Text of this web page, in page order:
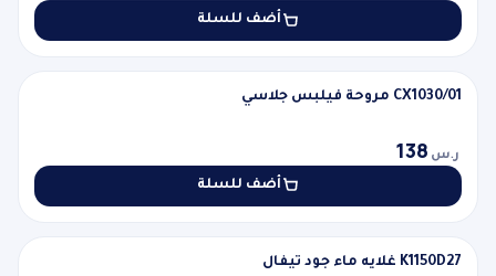
أضف للسلة
جديد CX1030/01 مروحة فيلبس جلاسي CX1030/01 مروحة فيلبس جلاسي
ر.س 138
أضف للسلة
جديد K1150D27 غلايه ماء جود تيفال K1150D27 غلايه ماء جود تيفال